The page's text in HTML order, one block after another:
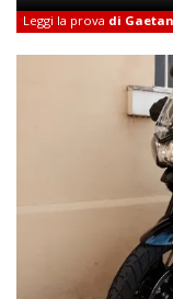
Leggi la prova di